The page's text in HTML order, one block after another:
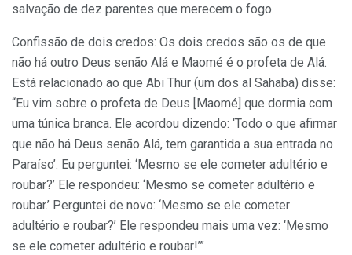
salvação de dez parentes que merecem o fogo.
Confissão de dois credos: Os dois credos são os de que
não há outro Deus senão Alá e Maomé é o profeta de Alá.
Está relacionado ao que Abi Thur (um dos al Sahaba) disse:
“Eu vim sobre o profeta de Deus [Maomé] que dormia com
uma túnica branca. Ele acordou dizendo: ‘Todo o que afirmar
que não há Deus senão Alá, tem garantida a sua entrada no
Paraíso’. Eu perguntei: ‘Mesmo se ele cometer adultério e
roubar?’ Ele respondeu: ‘Mesmo se cometer adultério e
roubar.’ Perguntei de novo: ‘Mesmo se ele cometer
adultério e roubar?’ Ele respondeu mais uma vez: ‘Mesmo
se ele cometer adultério e roubar!’”